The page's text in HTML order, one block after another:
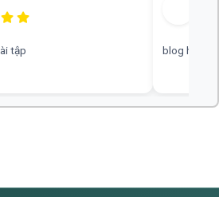
rất mong nhiều đáp án hơn web hay,